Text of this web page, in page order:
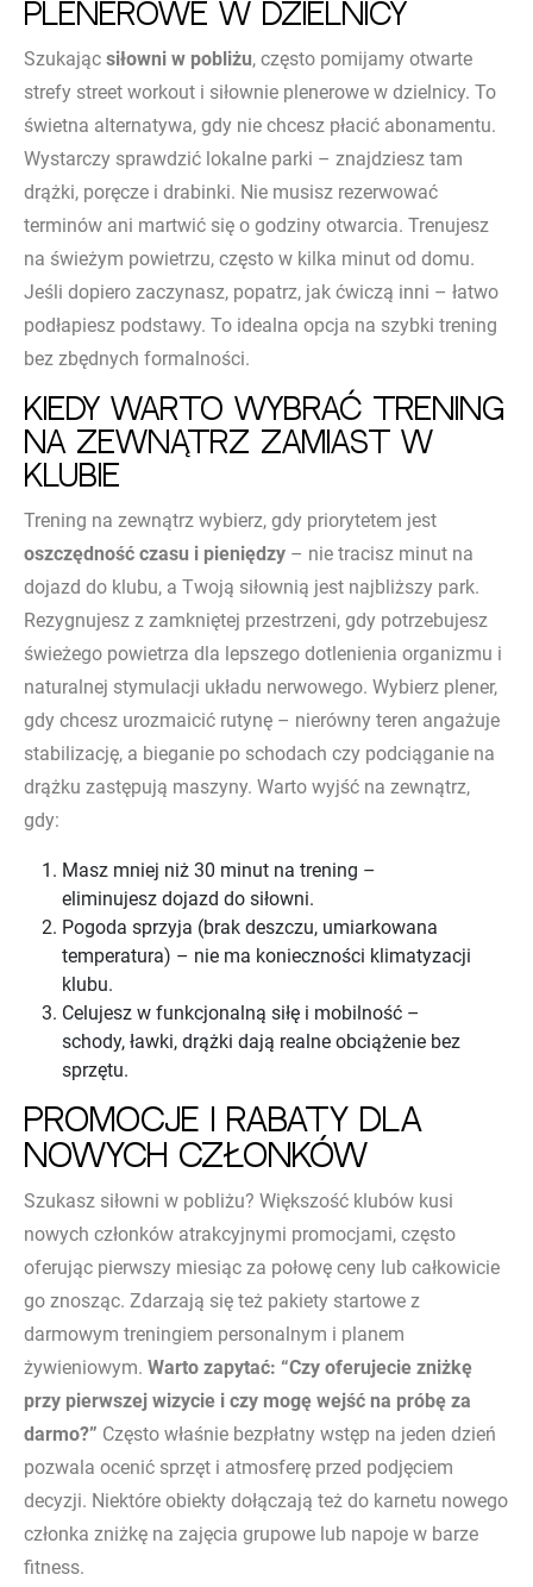
plenerowe w dzielnicy
Szukając siłowni w pobliżu, często pomijamy otwarte
strefy street workout i siłownie plenerowe w dzielnicy. To
świetna alternatywa, gdy nie chcesz płacić abonamentu.
Wystarczy sprawdzić lokalne parki – znajdziesz tam
drążki, poręcze i drabinki. Nie musisz rezerwować
terminów ani martwić się o godziny otwarcia. Trenujesz
na świeżym powietrzu, często w kilka minut od domu.
Jeśli dopiero zaczynasz, popatrz, jak ćwiczą inni – łatwo
podłapiesz podstawy. To idealna opcja na szybki trening
bez zbędnych formalności.
Kiedy warto wybrać trening
na zewnątrz zamiast w
klubie
Trening na zewnątrz wybierz, gdy priorytetem jest
oszczędność czasu i pieniędzy – nie tracisz minut na
dojazd do klubu, a Twoją siłownią jest najbliższy park.
Rezygnujesz z zamkniętej przestrzeni, gdy potrzebujesz
świeżego powietrza dla lepszego dotlenienia organizmu i
naturalnej stymulacji układu nerwowego. Wybierz plener,
gdy chcesz urozmaicić rutynę – nierówny teren angażuje
stabilizację, a bieganie po schodach czy podciąganie na
drążku zastępują maszyny. Warto wyjść na zewnątrz,
gdy:
Masz mniej niż 30 minut na trening –
eliminujesz dojazd do siłowni.
Pogoda sprzyja (brak deszczu, umiarkowana
temperatura) – nie ma konieczności klimatyzacji
klubu.
Celujesz w funkcjonalną siłę i mobilność –
schody, ławki, drążki dają realne obciążenie bez
sprzętu.
Promocje i rabaty dla
nowych członków
Szukasz siłowni w pobliżu? Większość klubów kusi
nowych członków atrakcyjnymi promocjami, często
oferując pierwszy miesiąc za połowę ceny lub całkowicie
go znosząc. Zdarzają się też pakiety startowe z
darmowym treningiem personalnym i planem
żywieniowym. Warto zapytać: “Czy oferujecie zniżkę
przy pierwszej wizycie i czy mogę wejść na próbę za
darmo?” Często właśnie bezpłatny wstęp na jeden dzień
pozwala ocenić sprzęt i atmosferę przed podjęciem
decyzji. Niektóre obiekty dołączają też do karnetu nowego
członka zniżkę na zajęcia grupowe lub napoje w barze
fitness.